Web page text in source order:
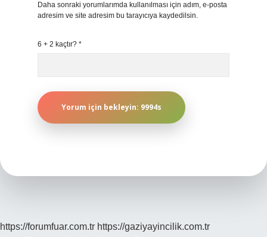
Daha sonraki yorumlarımda kullanılması için adım, e-posta
adresim ve site adresim bu tarayıcıya kaydedilsin.
6 + 2 kaçtır? *
https://forumfuar.com.tr https://gaziyayincilik.com.tr